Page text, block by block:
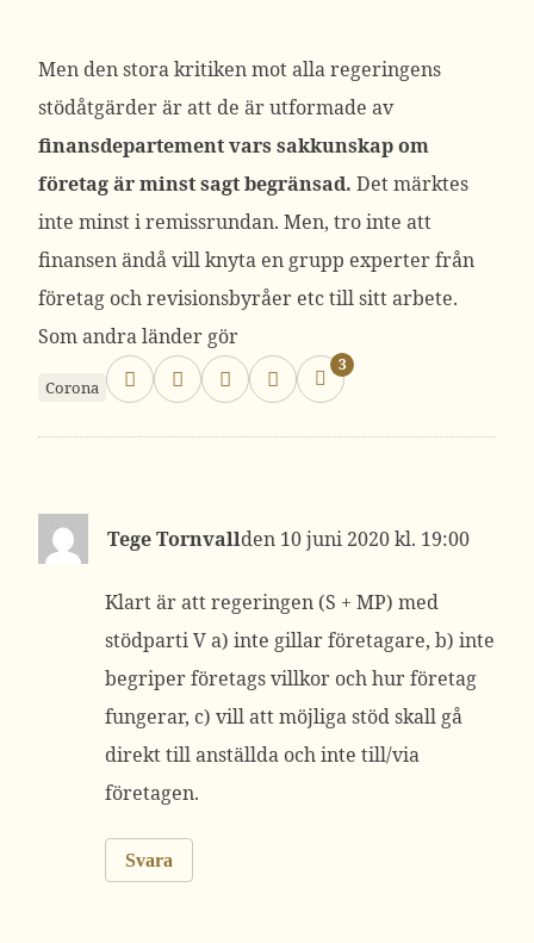
Men den stora kritiken mot alla regeringens
stödåtgärder är att de är utformade av
finansdepartement vars sakkunskap om
företag är minst sagt begränsad. Det märktes
inte minst i remissrundan. Men, tro inte att
finansen ändå vill knyta en grupp experter från
företag och revisionsbyråer etc till sitt arbete.
Som andra länder gör
Corona
3
Tege Tornvall 10 juni 2020 kl. 19:00
Klart är att regeringen (S + MP) med
stödparti V a) inte gillar företagare, b) inte
begriper företags villkor och hur företag
fungerar, c) vill att möjliga stöd skall gå
direkt till anställda och inte till/via
företagen.
Svara